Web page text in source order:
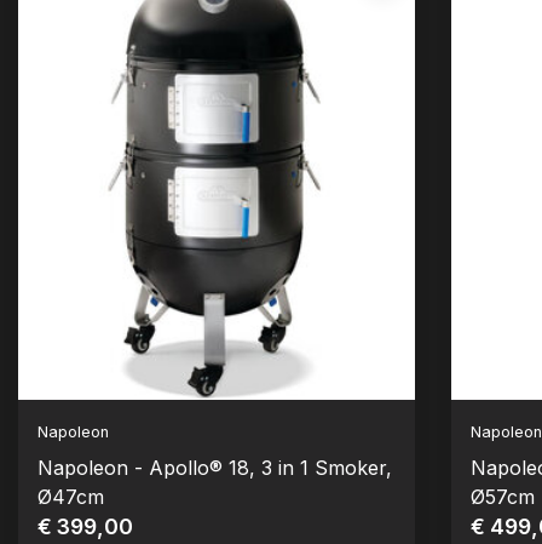
Napoleon
Napoleon - Apollo® 18, 3 in 1 Smoker,
Ø47cm
€ 399,00
Napoleon
Ø57cm
€